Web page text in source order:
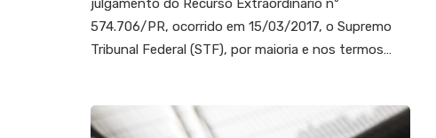
julgamento do Recurso Extraordinário nº
574.706/PR, ocorrido em 15/03/2017, o Supremo
Tribunal Federal (STF), por maioria e nos termos…